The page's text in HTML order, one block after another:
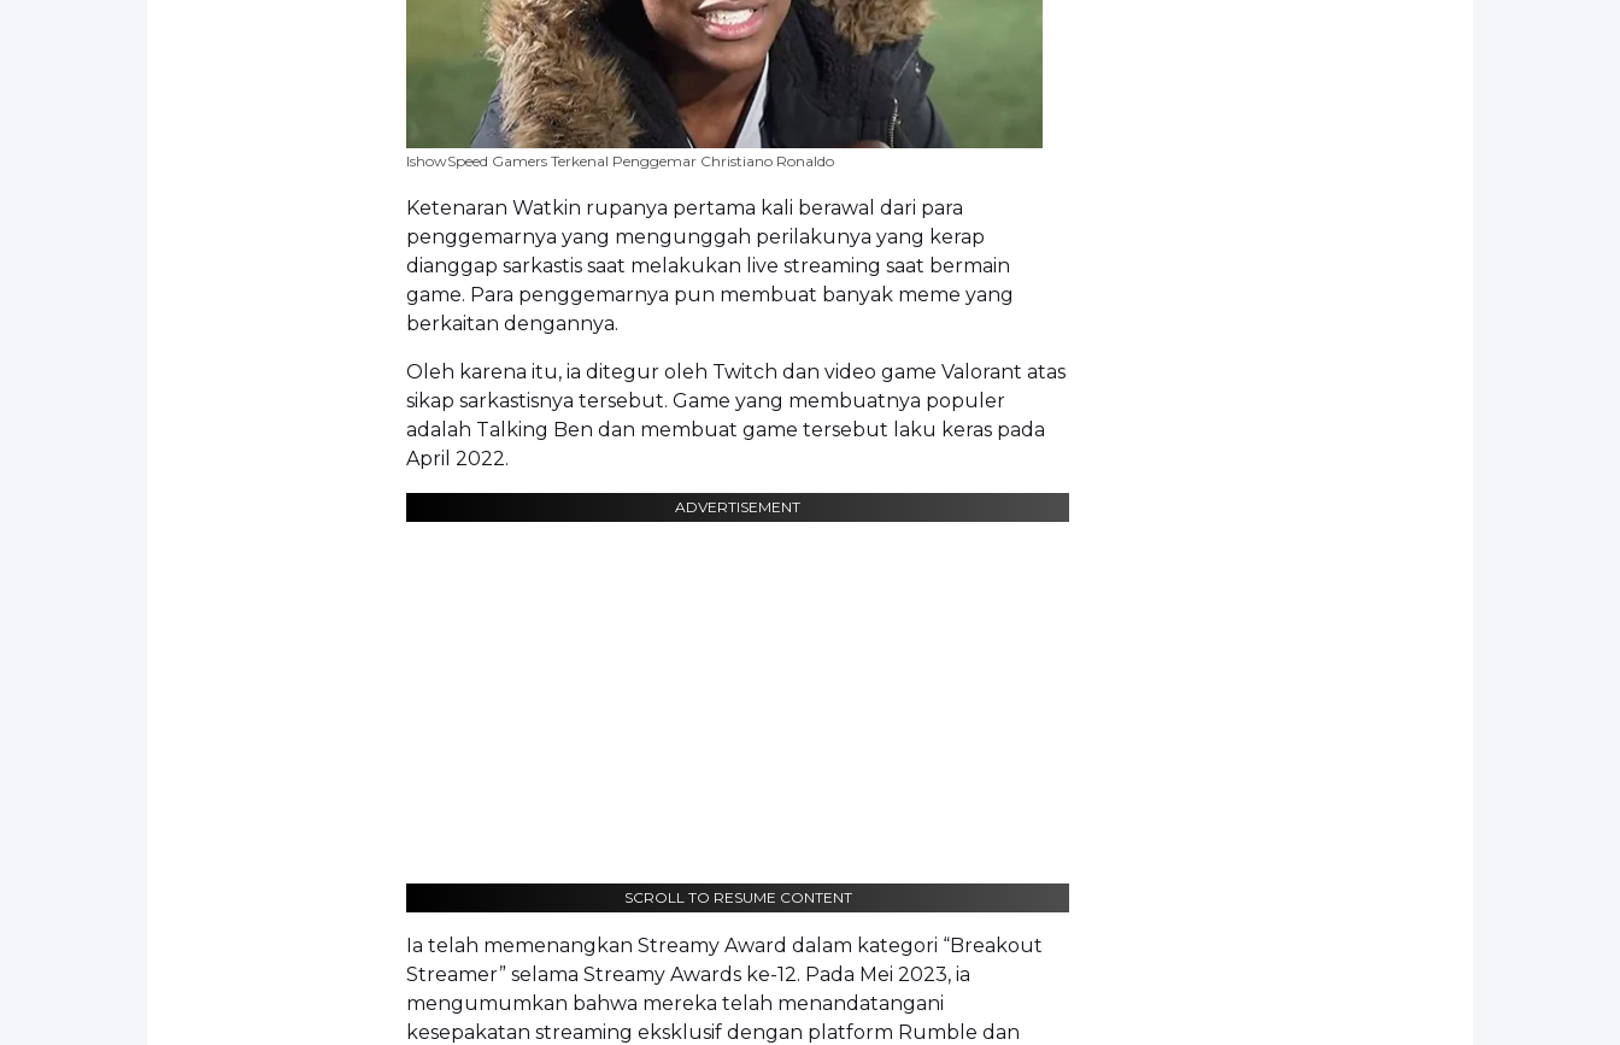
IshowSpeed Gamers Terkenal Penggemar Christiano Ronaldo
Ketenaran Watkin rupanya pertama kali berawal dari para
penggemarnya yang mengunggah perilakunya yang kerap
dianggap sarkastis saat melakukan live streaming saat bermain
game. Para penggemarnya pun membuat banyak meme yang
berkaitan dengannya.
Oleh karena itu, ia ditegur oleh Twitch dan video game Valorant atas
sikap sarkastisnya tersebut. Game yang membuatnya populer
adalah Talking Ben dan membuat game tersebut laku keras pada
April 2022.
ADVERTISEMENT
SCROLL TO RESUME CONTENT
Ia telah memenangkan Streamy Award dalam kategori “Breakout
Streamer” selama Streamy Awards ke-12. Pada Mei 2023, ia
mengumumkan bahwa mereka telah menandatangani
kesepakatan streaming eksklusif dengan platform Rumble dan